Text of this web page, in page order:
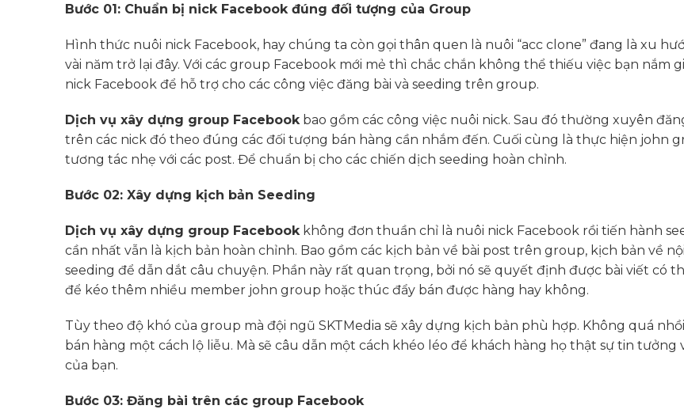
Bước 01: Chuẩn bị nick Facebook đúng đối tượng của Group
Hình thức nuôi nick Facebook, hay chúng ta còn gọi thân quen là nuôi “acc clone” đang là xu
vài năm trở lại đây. Với các group Facebook mới mẻ thì chắc chắn không thể thiếu việc bạn nắm
nick Facebook để hỗ trợ cho các công việc đăng bài và seeding trên group.
Dịch vụ xây dựng group Facebook bao gồm các công việc nuôi nick. Sau đó thường xuyên
trên các nick đó theo đúng các đối tượng bán hàng cần nhắm đến. Cuối cùng là thực hiện john
tương tác nhẹ với các post. Để chuẩn bị cho các chiến dịch seeding hoàn chỉnh.
Bước 02: Xây dựng kịch bản Seeding
Dịch vụ xây dựng group Facebook không đơn thuần chỉ là nuôi nick Facebook rồi tiến hành
cần nhất vẫn là kịch bản hoàn chỉnh. Bao gồm các kịch bản về bài post trên group, kịch bản về
seeding để dẫn dắt câu chuyện. Phần này rất quan trọng, bởi nó sẽ quyết định được bài viết có
để kéo thêm nhiều member john group hoặc thúc đẩy bán được hàng hay không.
Tùy theo độ khó của group mà đội ngũ SKTMedia sẽ xây dựng kịch bản phù hợp. Không quá
bán hàng một cách lộ liễu. Mà sẽ câu dẫn một cách khéo léo để khách hàng họ thật sự tin tưởng
của bạn.
Bước 03: Đăng bài trên các group Facebook